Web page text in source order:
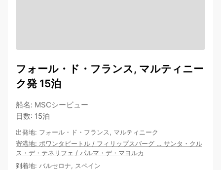
フォール・ド・フランス, マルティニー
ク発 15泊
船名: MSCシービュー
日数: 15泊
出発地: フォール・ド・フランス, マルティニーク
寄港地: ポワンタピートル / フィリップスバーグ … サンタ・クル
ス・デ・テネリフェ / パルマ・デ・マヨルカ
到着地: バルセロナ, スペイン